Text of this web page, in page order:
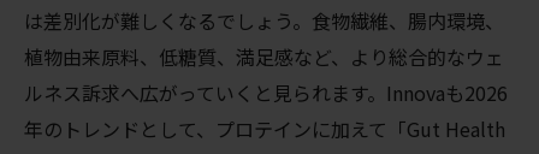
は差別化が難しくなるでしょう。食物繊維、腸内環境、
植物由来原料、低糖質、満足感など、より総合的なウェ
ルネス訴求へ広がっていくと見られます。Innovaも2026
年のトレンドとして、プロテインに加えて「Gut Health